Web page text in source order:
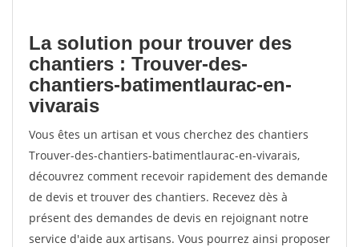
La solution pour trouver des
chantiers : Trouver-des-
chantiers-batimentlaurac-en-
vivarais
Vous êtes un artisan et vous cherchez des chantiers
Trouver-des-chantiers-batimentlaurac-en-vivarais,
découvrez comment recevoir rapidement des demande
de devis et trouver des chantiers. Recevez dès à
présent des demandes de devis en rejoignant notre
service d'aide aux artisans. Vous pourrez ainsi proposer